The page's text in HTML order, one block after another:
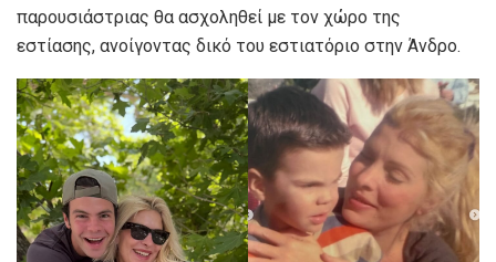
παρουσιάστριας θα ασχοληθεί με τον χώρο της
εστίασης, ανοίγοντας δικό του εστιατόριο στην Άνδρο.